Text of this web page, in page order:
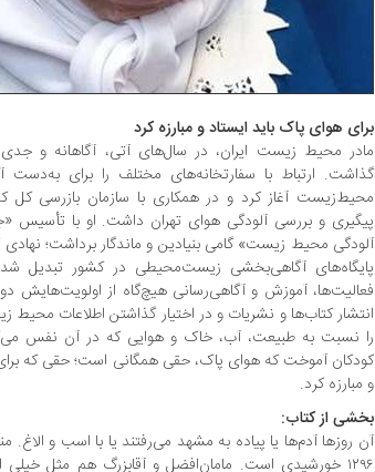
برای هوای پاک باید ایستاد و مبارزه کرد
مادر محیط زیست ایران، در سال‌های آتی، آگاهانه و
گذاشت. ارتباط با سفارتخانه‌های مختلف را برای به‌دست
محیط‌‌زیست آغاز کرد و در همکاری با سازمان بازرسی کل
پیگیری و بررسی آلودگی هوای تهران داشت. او با تأسیس
آلودگی محیط ‌زیست» گامی بنیادین و ماندگار برداشت؛
پایگاه‌های آگاهی‌بخشی زیست‌محیطی در کشور تبدیل
فعالیت‌ها، آموزش و آگاهی‌رسانی هیچ‌گاه از اولویت‌هایش دور
انتشار کتاب‌ها و نشریات و در اختیار گذاشتن اطلاعات محیط
را نسبت به طبیعت، آب، خاک و هوایی که در آن نفس
کودکان آموخت که هوای پاک، حقی همگانی است؛ حقی که
و مبارزه کرد.
بخشی از کتاب:
آن روزها آدم‌ها یا پیاده به مشهد می‌رفتند یا با اسب و الاغ.
۱۲۹۶ خورشیدی است. مامان‌افضل و آقابزرگ هم مثل